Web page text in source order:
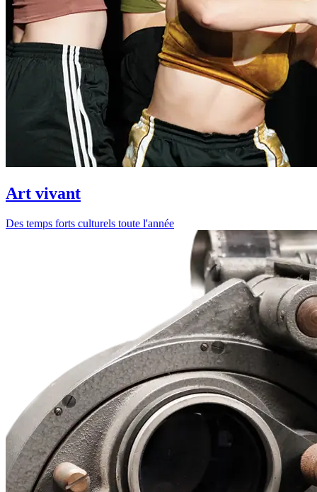
Art vivant
Des temps forts culturels toute l'année